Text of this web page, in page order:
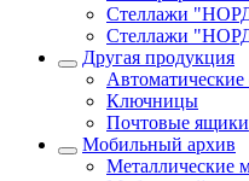
Стеллажи
Стеллажи
Другая продукция
Ключницы
Почтовые ящики
Мобильный архив
Металлические